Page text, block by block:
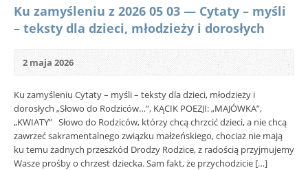
Ku zamyśleniu z 2026 05 03 — Cytaty – myśli
– teksty dla dzieci, młodzieży i dorosłych
2 maja 2026
Ku zamyśleniu Cytaty – myśli – teksty dla dzieci, młodzieży i
dorosłych „Słowo do Rodziców…”, KĄCIK POEZJI: „MAJÓWKA”,
„KWIATY” Słowo do Rodziców, którzy chcą chrzcić dzieci, a nie chcą
zawrzeć sakramentalnego związku małżeńskiego, chociaż nie mają
ku temu żadnych przeszkód Drodzy Rodzice, z radością przyjmujemy
Wasze prośby o chrzest dziecka. Sam fakt, że przychodzicie […]